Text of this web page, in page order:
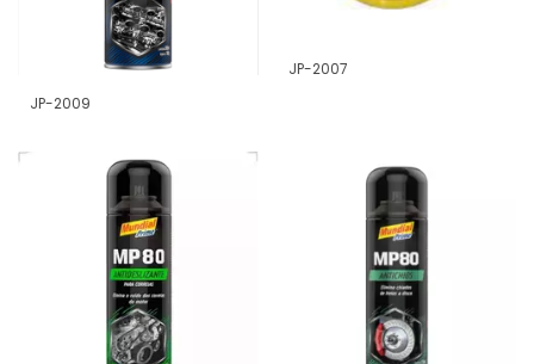
JP-2009
JP-2007